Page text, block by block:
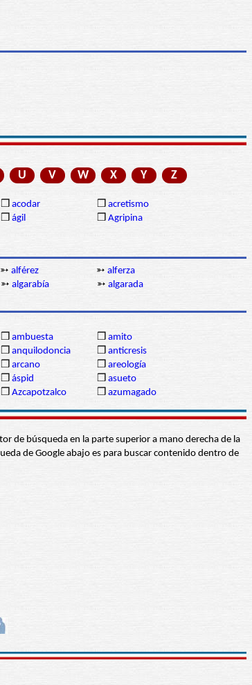
U V W X Y Z
❒ acodar ❒ acretismo
❒ ágil ❒ Agripina
➳ alférez ➳ alferza
➳ algarabía ➳ algarada
❒ ambuesta ❒ amito
❒ anquilodoncia ❒ anticresis
❒ arcano ❒ areología
❒ áspid ❒ asueto
❒ Azcapotzalco ❒ azumagado
de búsqueda en la parte superior a mano derecha de la
de Google abajo es para buscar contenido dentro de